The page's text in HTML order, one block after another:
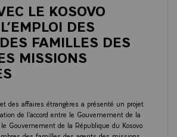
LE KOSOVO
DES
FAMILLES DES
MISSIONS
des affaires étrangères a présenté un projet
de l’accord entre le Gouvernement de la
Gouvernement de la République du Kosovo